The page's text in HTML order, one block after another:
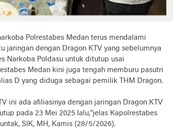
Polrestabes Medan terus mendalami
jaringan dengan Dragon KTV yang sebelumnya
Narkoba Poldasu untuk ditutup usai
Medan kini juga tengah memburu pasutri
D yang diduga sebagai pemilik THM Dragon.
ini ada afiliasinya dengan jaringan Dragon KTV
pada 23 Mei 2025 lalu,"jelas Kapolrestabes
SIK, MH, Kamis (28/5/2026).